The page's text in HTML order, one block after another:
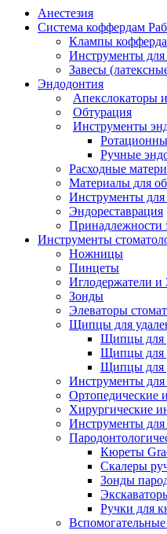
Анестезия
Система коффердам
Клампы
Инструменты
Завесы
Эндодонтия
Апекслокаторы
Обтурация
Инструменты
Ручные
Расходные
Материалы для
Инструменты для
Эндореставрация
Принадлежности
Инструменты
Ножницы
Пинцеты
Иглодержатели
Зонды
Элеваторы
Щипцы для
Щипцы для
Щипцы для
Щипцы для
Инструменты для
Ортопедические
Хирургические
Инструменты для
Кюреты
Скалеры
Зонды
Ручки для
Вспомогательные